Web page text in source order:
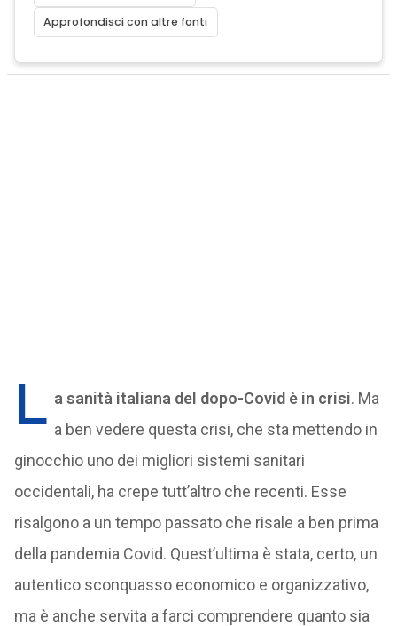
Approfondisci con altre fonti
L a sanità italiana del dopo-Covid è in crisi. Ma
a ben vedere questa crisi, che sta mettendo in
ginocchio uno dei migliori sistemi sanitari
occidentali, ha crepe tutt’altro che recenti. Esse
risalgono a un tempo passato che risale a ben prima
della pandemia Covid. Quest’ultima è stata, certo, un
autentico sconquasso economico e organizzativo,
ma è anche servita a farci comprendere quanto sia